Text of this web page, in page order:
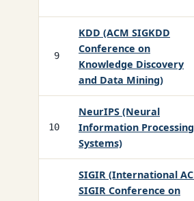
9
KDD (ACM SIGKDD
Conference on
Knowledge Discovery
and Data Mining)
10
NeurIPS (Neural
Information Processing
Systems)
SIGIR (International
SIGIR Conference on